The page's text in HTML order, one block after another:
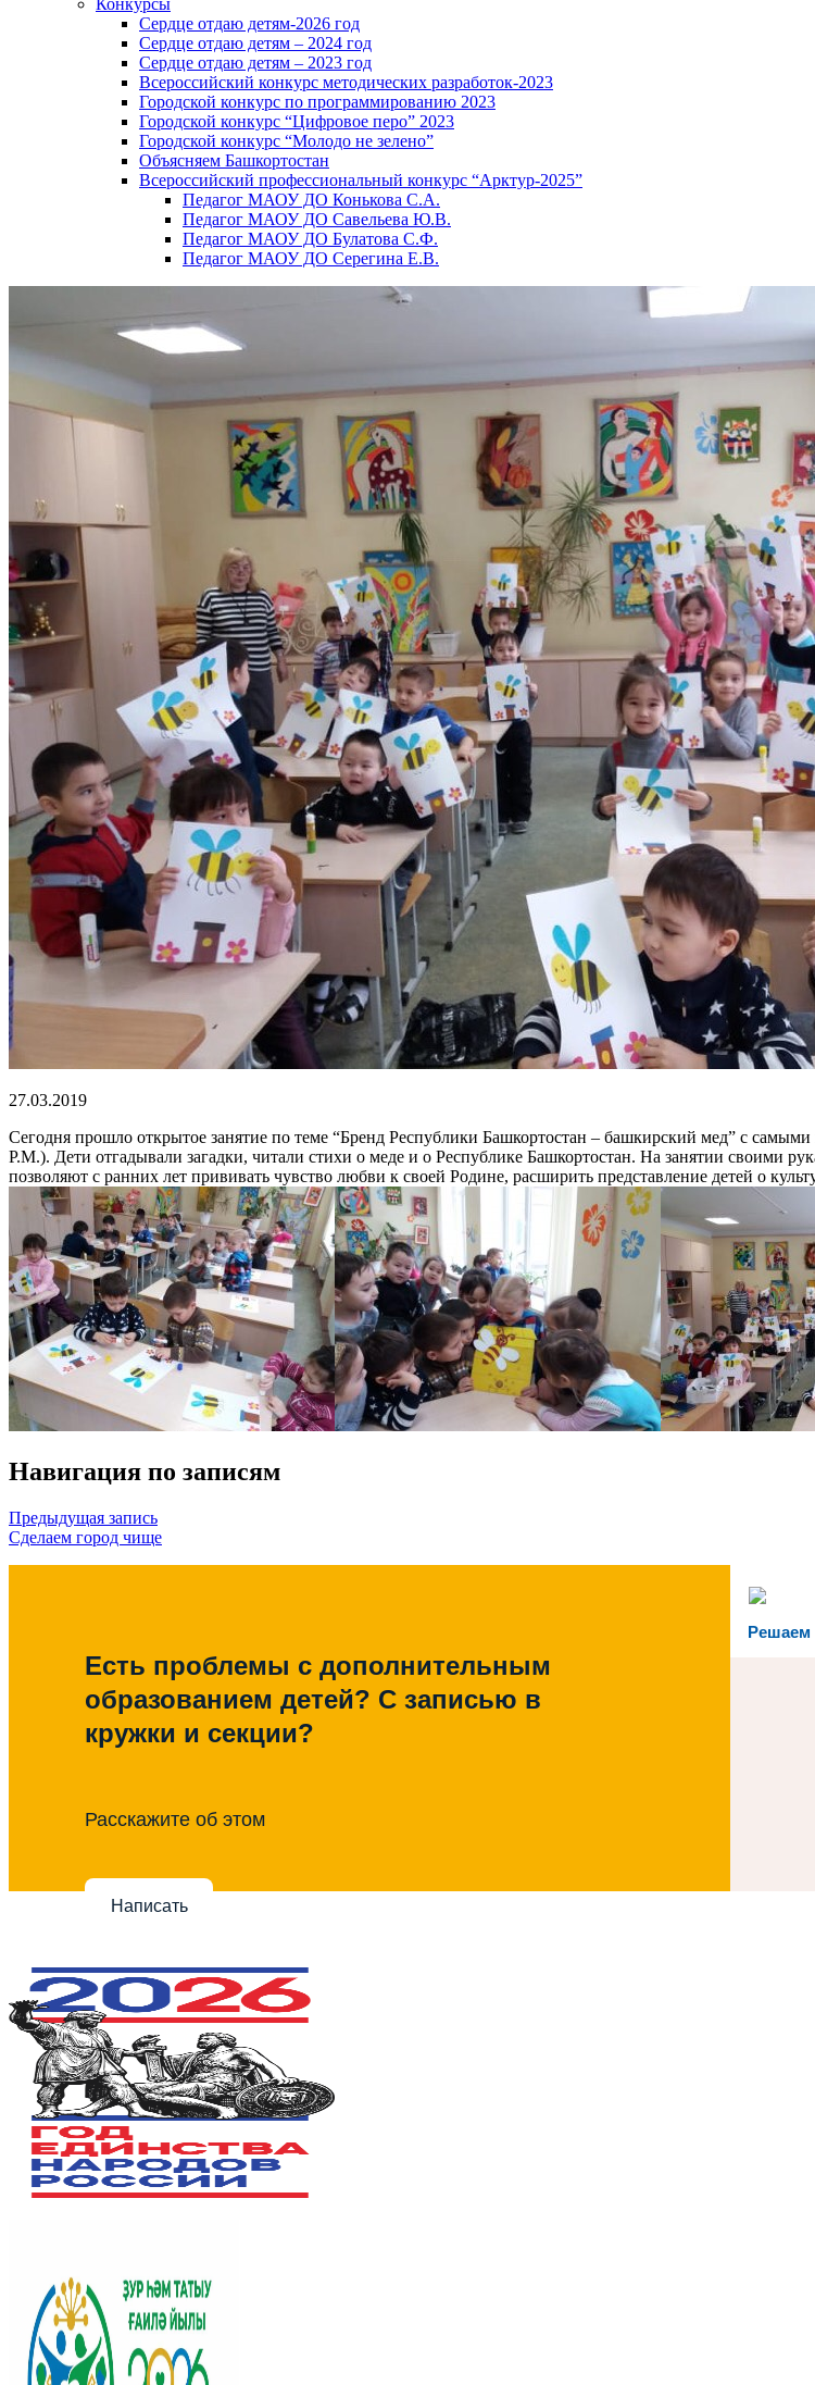
Конкурсы
Сердце отдаю детям-2026 год
Сердце отдаю детям – 2024 год
Сердце отдаю детям – 2023 год
Всероссийский конкурс методических разработок-2023
Городской конкурс по программированию 2023
Городской конкурс “Цифровое перо” 2023
Городской конкурс “Молодо не зелено”
Объясняем Башкортостан
Всероссийский профессиональный конкурс “Арктур-2025”
Педагог МАОУ ДО Конькова С.А.
Педагог МАОУ ДО Савельева Ю.В.
Педагог МАОУ ДО Булатова С.Ф.
Педагог МАОУ ДО Серегина Е.В.
27.03.2019
Сегодня прошло открытое занятие по теме “Бренд Республики Башкортостан – башкирский мед” с
Р.М.). Дети отгадывали загадки, читали стихи о меде и о Республике Башкортостан. На занятии своими
позволяют с ранних лет прививать чувство любви к своей Родине, расширить представление детей о
Навигация по записям
Предыдущая запись
Сделаем город чище
Решаем
Есть проблемы с дополнительным
образованием детей? С записью в
кружки и секции?
Расскажите об этом
Написать